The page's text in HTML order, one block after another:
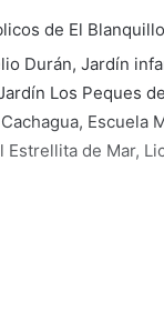
de El
Durán, Jardín
Los Peques
Escuela
de Mar,